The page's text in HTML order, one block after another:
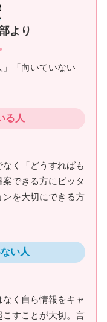
より
「向いていない
る人
く「どうすればも
できる方にピッタ
ンを大切にできる方
い人
く自ら情報をキャ
すことが大切。言